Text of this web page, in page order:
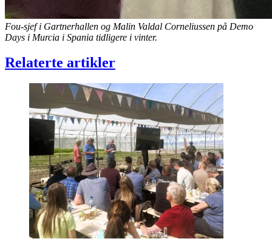
Fou-sjef i Gartnerhallen og Malin Valdal Corneliussen på Demo
Days i Murcia i Spania tidligere i vinter.
Relaterte artikler